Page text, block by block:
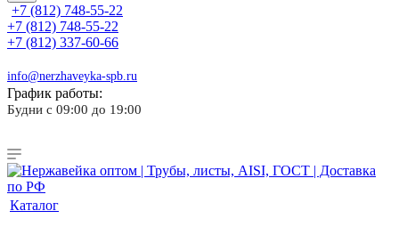
+7 (812) 748-55-22
+7 (812) 748-55-22
+7 (812) 337-60-66
info@nerzhaveyka-spb.ru
График работы:
Будни с 09:00 до 19:00
Каталог